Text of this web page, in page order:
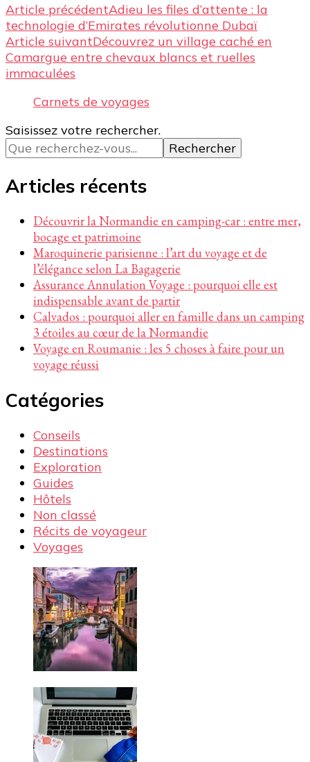
Navigation
d’article
Article précédentAdieu les files d’attente : la
technologie d’Emirates révolutionne Dubaï
Article suivantDécouvrez un village caché en
Camargue entre chevaux blancs et ruelles
immaculées
Carnets de voyages
Vous
recherchiez
quelque
chose ?
Saisissez votre rechercher.
Articles récents
Découvrir la Normandie en camping-car : entre mer,
bocage et patrimoine
Maroquinerie parisienne : l’art du voyage et de
l’élégance selon La Bagagerie
Assurance Annulation Voyage : pourquoi elle est
indispensable avant de partir
Calvados : pourquoi aller en famille dans un camping
3 étoiles au cœur de la Normandie
Voyage en Roumanie : les 5 choses à faire pour un
voyage réussi
Catégories
Conseils
Destinations
Exploration
Guides
Hôtels
Non classé
Récits de voyageur
Voyages